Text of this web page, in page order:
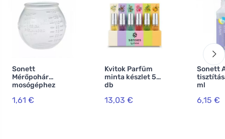
Sonett
Mérőpohár
mosógéphez
1,61 €
Kvitok Parfüm
minta készlet 5
db
13,03 €
Sonett
ml
6,15 €